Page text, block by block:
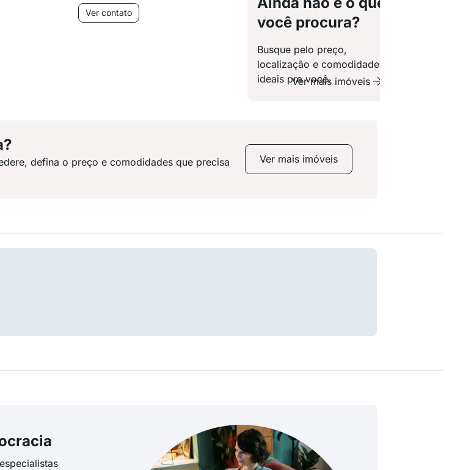
Ver contato
você procura?
Busque pelo preço,
localização e comodidades
ideais pra você.
Ver mais imóveis
defina o preço e comodidades que precisa
Ver mais imóveis